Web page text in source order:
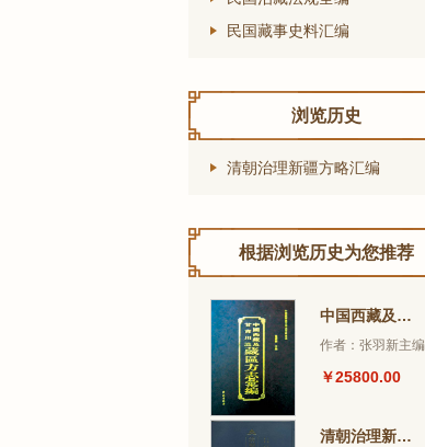
民国藏事史料汇编
浏览历史
清朝治理新疆方略汇编
根据浏览历史为您推荐
中国西藏及甘青川滇藏区方志汇编
作者：张羽新主编
￥25800.00
清朝治理新疆方略汇编